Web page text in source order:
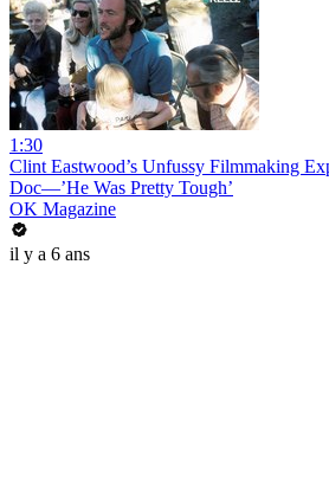
1:30
Clint Eastwood’s Unfussy Filmmaking
Doc—’He Was Pretty Tough’
OK Magazine
il y a 6 ans